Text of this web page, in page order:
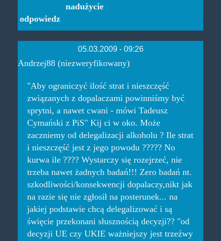
odpowiedz
nadużycie
05.03.2009 - 09:26
Andrzej88 (niezweryfikowany)
"Aby ograniczyć ilość strat i nieszczęść
związanych z dopalaczami powinniśmy być
sprytni, a nawet cwani - mówi Tadeusz
Cymański z PiS" Kij ci w oko. Może
zaczniemy od delegalizacji alkoholu ? Ile strat
i nieszczęść jest z jego powodu ????? No
kurwa ile ???? Wystarczy się rozejrzeć, nie
trzeba nawet żadnych badań!!! Zero badań nt.
szkodliwości/konsekwencji dopalaczy,nikt jak
na razie się nie zgłosił na posterunek... na
jakiej podstawie chcą delegalizować i są
święcie przekonani słusznością decyzji?? "od
decyzji UE czy UKIE ważniejszy jest trzeźwy